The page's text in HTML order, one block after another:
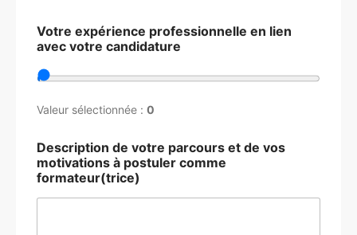
Votre expérience professionnelle en lien
avec votre candidature
Valeur sélectionnée : 0
Description de votre parcours et de vos
motivations à postuler comme
formateur(trice)